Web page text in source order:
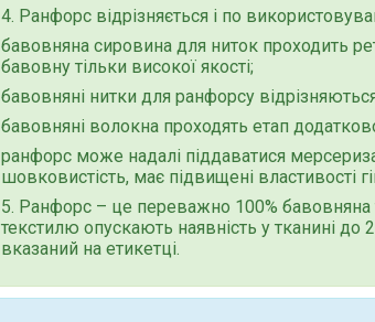
4. Ранфорс відрізняється і по
бавовняна сировина для ниток проходить
бавовну тільки високої якості;
бавовняні нитки для ранфорсу
бавовняні волокна проходять етап
ранфорс може надалі піддаватися
шовковистість, має підвищені властивості
5. Ранфорс – це переважно 100% бавовняна
текстилю опускають наявність у тканині до
вказаний на етикетці.